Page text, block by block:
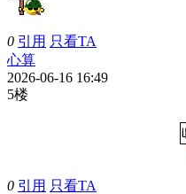
0 引用 只看TA
心算
2026-06-16 16:49
5楼
0 引用 只看TA